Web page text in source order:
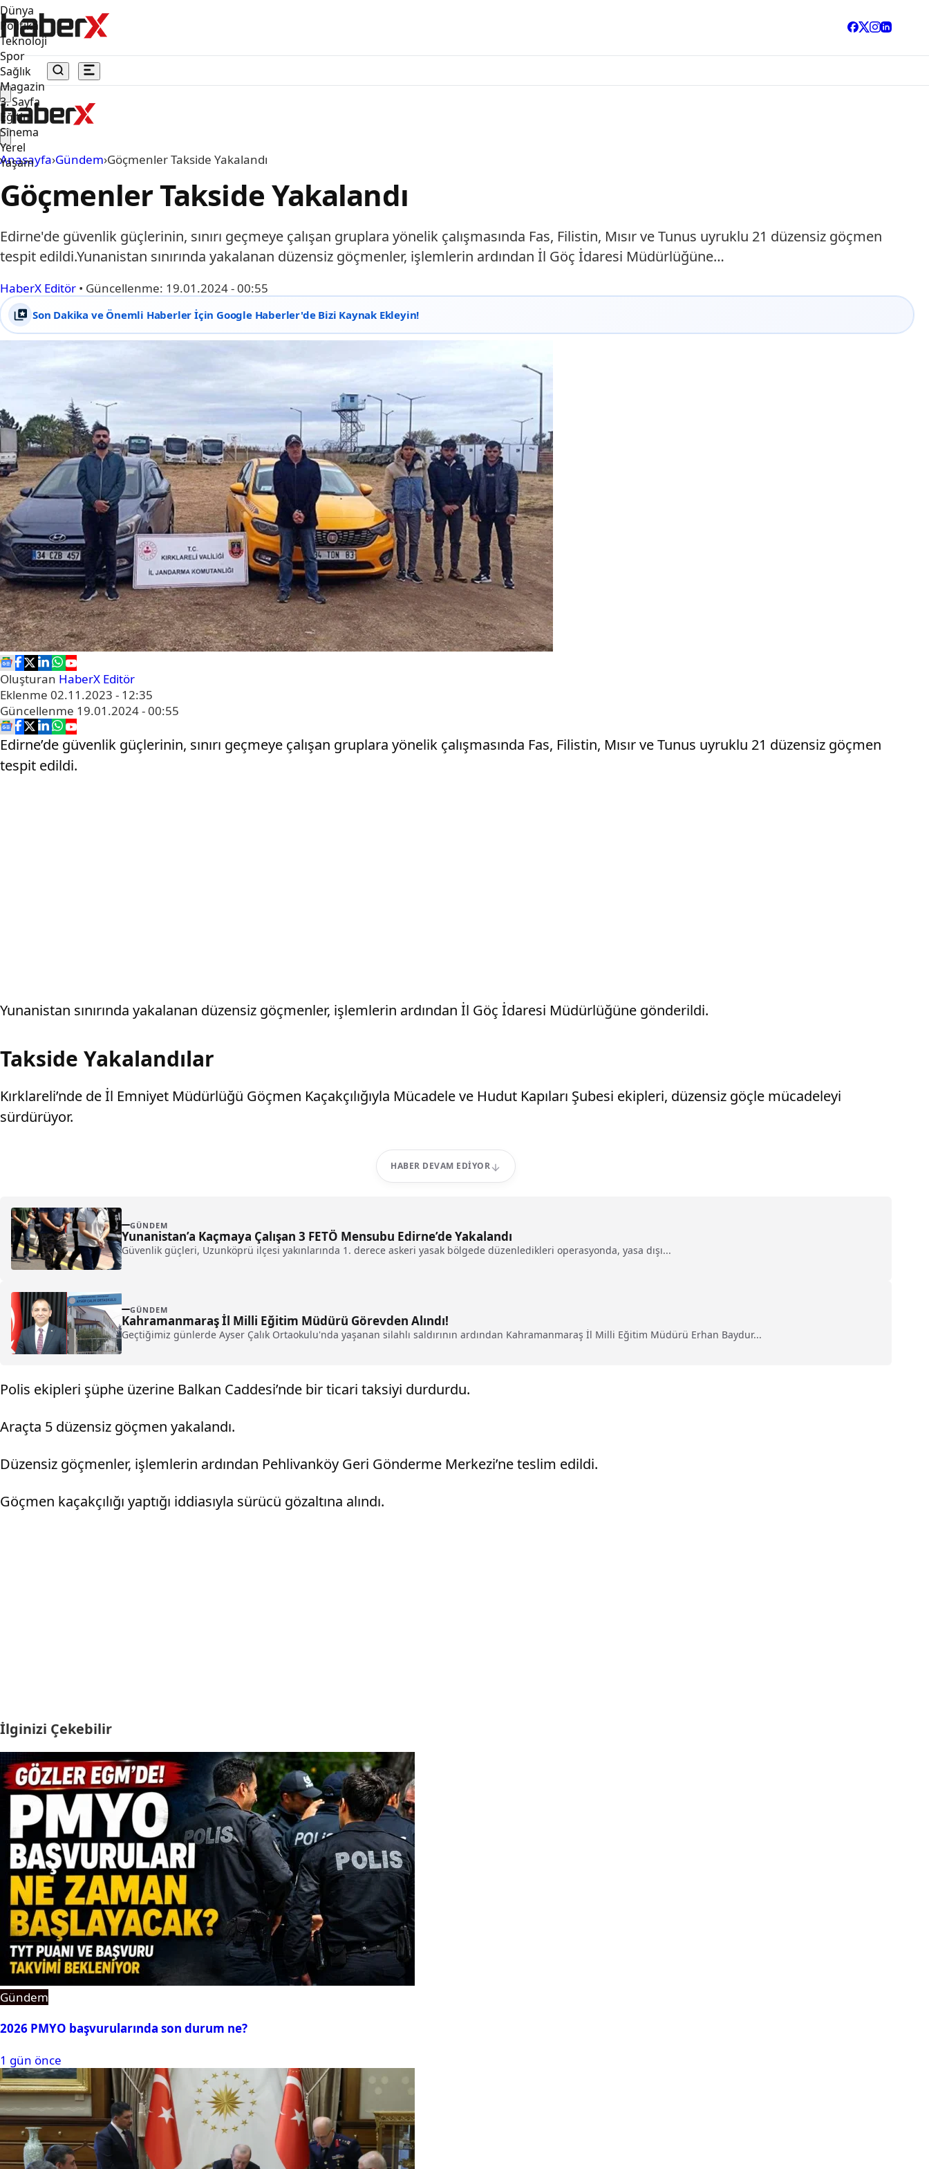
Dünya
Politika
Teknoloji
Spor
Sağlık
Magazin
3. Sayfa
Eğitim
Sinema
Yerel
Yaşam
Anasayfa›Gündem›Göçmenler Takside Yakalandı
Göçmenler Takside Yakalandı
Edirne'de güvenlik güçlerinin, sınırı geçmeye çalışan gruplara yönelik çalışmasında Fas, Filistin, Mısır ve Tunus uyruklu 21 düzensiz göçmen
tespit edildi.Yunanistan sınırında yakalanan düzensiz göçmenler, işlemlerin ardından İl Göç İdaresi Müdürlüğüne…
HaberX Editör • Güncellenme: 19.01.2024 - 00:55
Son Dakika ve Önemli Haberler İçin Google Haberler'de Bizi Kaynak Ekleyin!
Oluşturan HaberX Editör
Eklenme 02.11.2023 - 12:35
Güncellenme 19.01.2024 - 00:55
Edirne’de güvenlik güçlerinin, sınırı geçmeye çalışan gruplara yönelik çalışmasında Fas, Filistin, Mısır ve Tunus uyruklu 21 düzensiz göçmen
tespit edildi.
Yunanistan sınırında yakalanan düzensiz göçmenler, işlemlerin ardından İl Göç İdaresi Müdürlüğüne gönderildi.
Takside Yakalandılar
Kırklareli’nde de İl Emniyet Müdürlüğü Göçmen Kaçakçılığıyla Mücadele ve Hudut Kapıları Şubesi ekipleri, düzensiz göçle mücadeleyi
sürdürüyor.
HABER DEVAM EDIYOR
GÜNDEM
Yunanistan’a Kaçmaya Çalışan 3 FETÖ Mensubu Edirne’de Yakalandı
Güvenlik güçleri, Uzunköprü ilçesi yakınlarında 1. derece askeri yasak bölgede düzenledikleri operasyonda, yasa dışı...
GÜNDEM
Kahramanmaraş İl Milli Eğitim Müdürü Görevden Alındı!
Geçtiğimiz günlerde Ayser Çalık Ortaokulu'nda yaşanan silahlı saldırının ardından Kahramanmaraş İl Milli Eğitim Müdürü Erhan Baydur...
Polis ekipleri şüphe üzerine Balkan Caddesi’nde bir ticari taksiyi durdurdu.
Araçta 5 düzensiz göçmen yakalandı.
Düzensiz göçmenler, işlemlerin ardından Pehlivanköy Geri Gönderme Merkezi’ne teslim edildi.
Göçmen kaçakçılığı yaptığı iddiasıyla sürücü gözaltına alındı.
İlginizi Çekebilir
Gündem
2026 PMYO başvurularında son durum ne?
1 gün önce